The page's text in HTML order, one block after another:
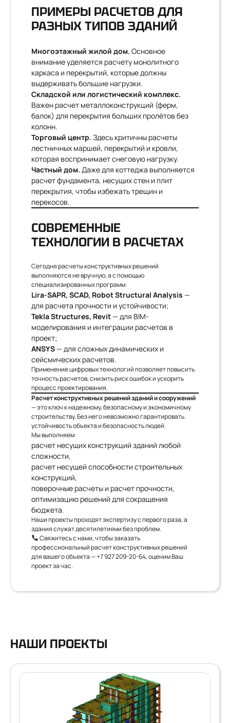
ПРИМЕРЫ РАСЧЕТОВ ДЛЯ
РАЗНЫХ ТИПОВ ЗДАНИЙ
Многоэтажный жилой дом. Основное
внимание уделяется расчету монолитного
каркаса и перекрытий, которые должны
выдерживать большие нагрузки.
Складской или логистический комплекс.
Важен расчет металлоконструкций (ферм,
балок) для перекрытия больших пролётов без
колонн.
Торговый центр. Здесь критичны расчеты
лестничных маршей, перекрытий и кровли,
которая воспринимает снеговую нагрузку.
Частный дом. Даже для коттеджа выполняется
расчет фундамента, несущих стен и плит
перекрытия, чтобы избежать трещин и
перекосов.
СОВРЕМЕННЫЕ
ТЕХНОЛОГИИ В РАСЧЕТАХ
Сегодня расчеты конструктивных решений
выполняются не вручную, а с помощью
специализированных программ:
Lira-SAPR, SCAD, Robot Structural Analysis —
для расчета прочности и устойчивости;
Tekla Structures, Revit— для BIM-
моделирования и интеграции расчетов в
проект;
ANSYS— для сложных динамических и
сейсмических расчетов.
Применение цифровых технологий позволяет повысить
точность расчетов, снизить риск ошибок и ускорить
процесс проектирования.
Расчет конструктивных решений зданий и сооружений
— это ключ к надежному, безопасному и экономичному
строительству. Без него невозможно гарантировать
устойчивость объекта и безопасность людей.
Мы выполняем:
расчет несущих конструкций зданий любой
сложности,
расчет несущей способности строительных
конструкций,
поверочные расчеты и расчет прочности,
оптимизацию решений для сокращения
бюджета.
Наши проекты проходят экспертизу с первого раза, а
здания служат десятилетиями без проблем.
Свяжитесь с нами, чтобы заказать
профессиональный расчет конструктивных решений
для вашего объекта —+7 927 209-20-64, оценим Ваш
проект за час.
НАШИ ПРОЕКТЫ